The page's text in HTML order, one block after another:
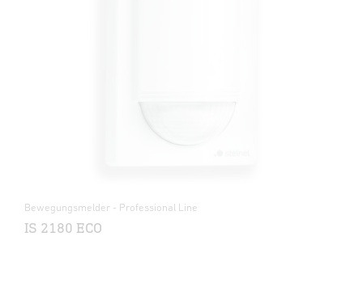
Bewegungsmelder - Professional Line
IS 2180 ECO